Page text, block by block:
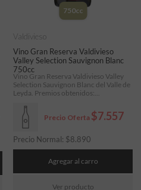
750cc
Vino Gran Reserva Valdivieso
Valley Selection Sauvignon Blanc
750cc
Precio Oferta $7.557
Precio Normal: $8.890
Valdivieso
Vino Gran Reserva Valdivieso Valley
Selection Sauvignon Blanc del Valle de
Leyda. Premios obtenidos:...
Agregar al carro
Ver producto